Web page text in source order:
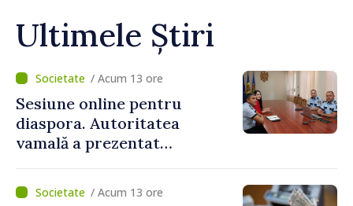
Ultimele Știri
/ Acum 13 ore
Sesiune online pentru
diaspora. Autoritatea
vamală a prezentat
revenirea în țară
/ Acum 13 ore